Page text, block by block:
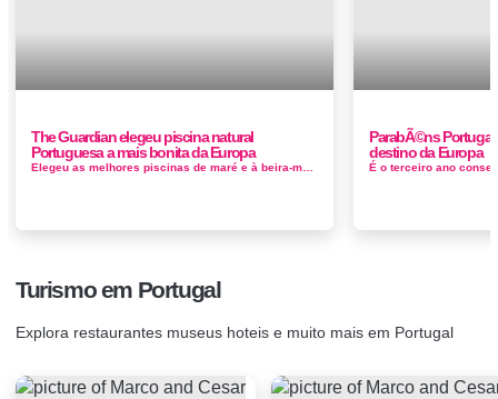
The Guardian elegeu piscina natural
Portuguesa a mais bonita da Europa
ParabÃ©ns Portugal
destino da Europa
Turismo em Portugal
Explora restaurantes museus hoteis e muito mais em Portugal